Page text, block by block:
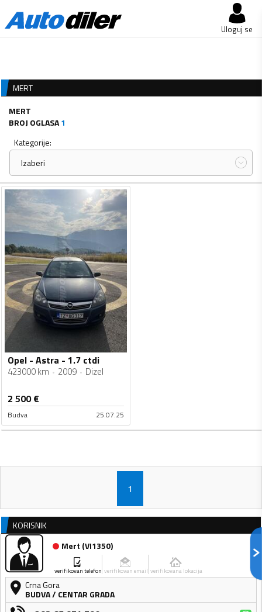
Uloguj se
MERT
MERT
BROJ OGLASA1
Kategorije:
Izaberi
Opel - Astra - 1.7 ctdi
423000 km 2009 Dizel
2 500€
Budva 25.07.25
1
KORISNIK
Mert (VI1350)
verifikovan telefon verifikovan email verifikovana lokacija
Crna Gora
BUDVA/ CENTAR GRADA